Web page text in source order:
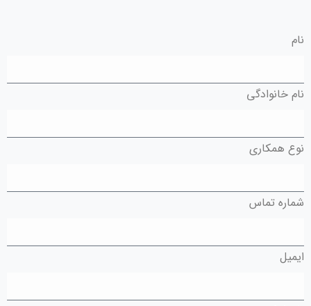
نام
نام خانوادگی
نوع همكاری
شماره تماس
ایمیل